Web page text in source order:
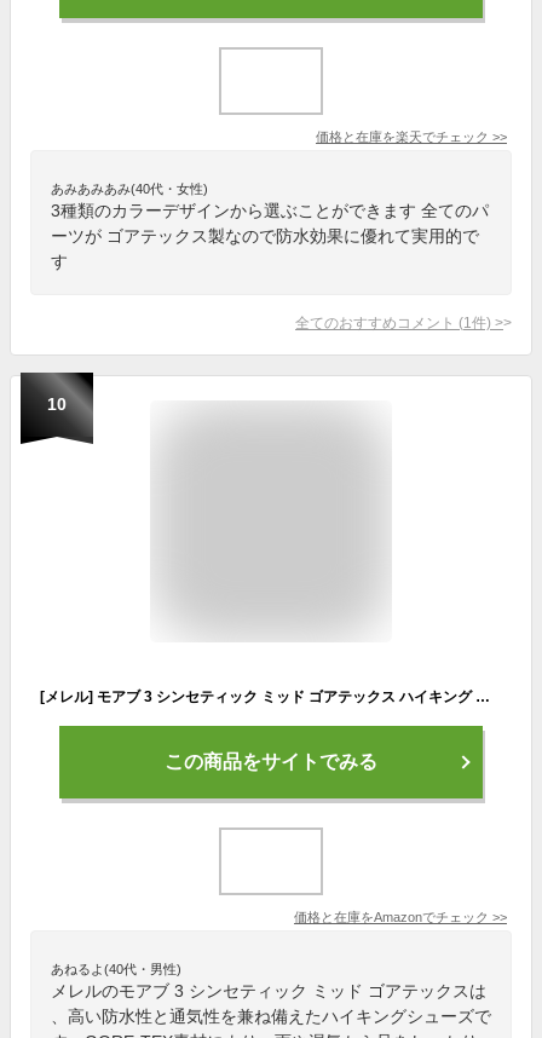
価格と在庫を楽天でチェック >>
あみあみあみ(40代・女性)
3種類のカラーデザインから選ぶことができます 全てのパ
ーツが ゴアテックス製なので防水効果に優れて実用的で
す
全てのおすすめコメント (1 件) >
10
[メレル] モアブ 3 シンセティック ミッド ゴアテックス ハイキング メンズ MOAB3 SYNTHETIC MID GORE-TEX 500249 500255 26cm 01.ブラック
この商品をサイトでみる
価格と在庫をAmazonでチェック >>
あねるよ(40代・男性)
メレルのモアブ 3 シンセティック ミッド ゴアテックスは
、高い防水性と通気性を兼ね備えたハイキングシューズで